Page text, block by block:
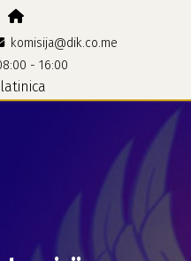
komisija@dik.co.me
- 16:00
latinica